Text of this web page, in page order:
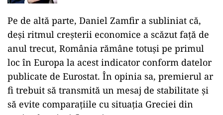
Pe de altă parte, Daniel Zamfir a subliniat că,
deși ritmul creșterii economice a scăzut față de
anul trecut, România rămâne totuși pe primul
loc în Europa la acest indicator conform datelor
publicate de Eurostat. În opinia sa, premierul ar
fi trebuit să transmită un mesaj de stabilitate și
să evite comparațiile cu situația Greciei din